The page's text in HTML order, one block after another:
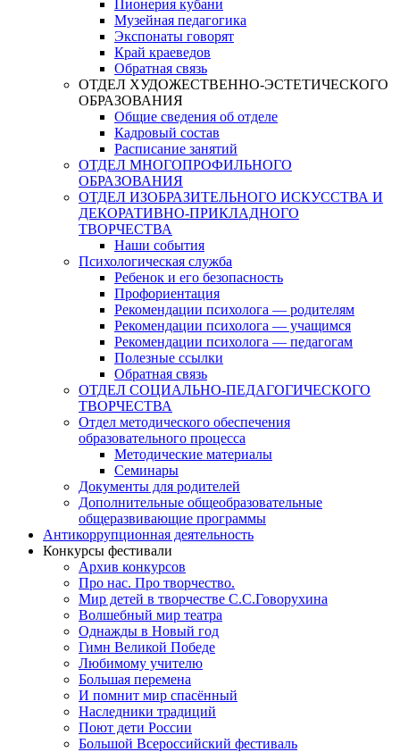
Пионерия кубани
Музейная педагогика
Экспонаты говорят
Край краеведов
Обратная связь
ОТДЕЛ ХУДОЖЕСТВЕННО-ЭСТЕТИЧЕСКОГО
ОБРАЗОВАНИЯ
Общие сведения об отделе
Кадровый состав
Расписание занятий
ОТДЕЛ МНОГОПРОФИЛЬНОГО
ОБРАЗОВАНИЯ
ОТДЕЛ ИЗОБРАЗИТЕЛЬНОГО ИСКУССТВА И
ДЕКОРАТИВНО-ПРИКЛАДНОГО
ТВОРЧЕСТВА
Наши события
Психологическая служба
Ребенок и его безопасность
Профориентация
Рекомендации психолога — родителям
Рекомендации психолога — учащимся
Рекомендации психолога — педагогам
Полезные ссылки
Обратная связь
ОТДЕЛ СОЦИАЛЬНО-ПЕДАГОГИЧЕСКОГО
ТВОРЧЕСТВА
Отдел методического обеспечения
образовательного процесса
Методические материалы
Семинары
Документы для родителей
Дополнительные общеобразовательные
общеразвивающие программы
Антикоррупционная деятельность
Конкурсы фестивали
Архив конкурсов
Про нас. Про творчество.
Мир детей в творчестве С.С.Говорухина
Волшебный мир театра
Однажды в Новый год
Гимн Великой Победе
Любимому учителю
Большая перемена
И помнит мир спасённый
Наследники традиций
Поют дети России
Большой Всероссийский фестиваль